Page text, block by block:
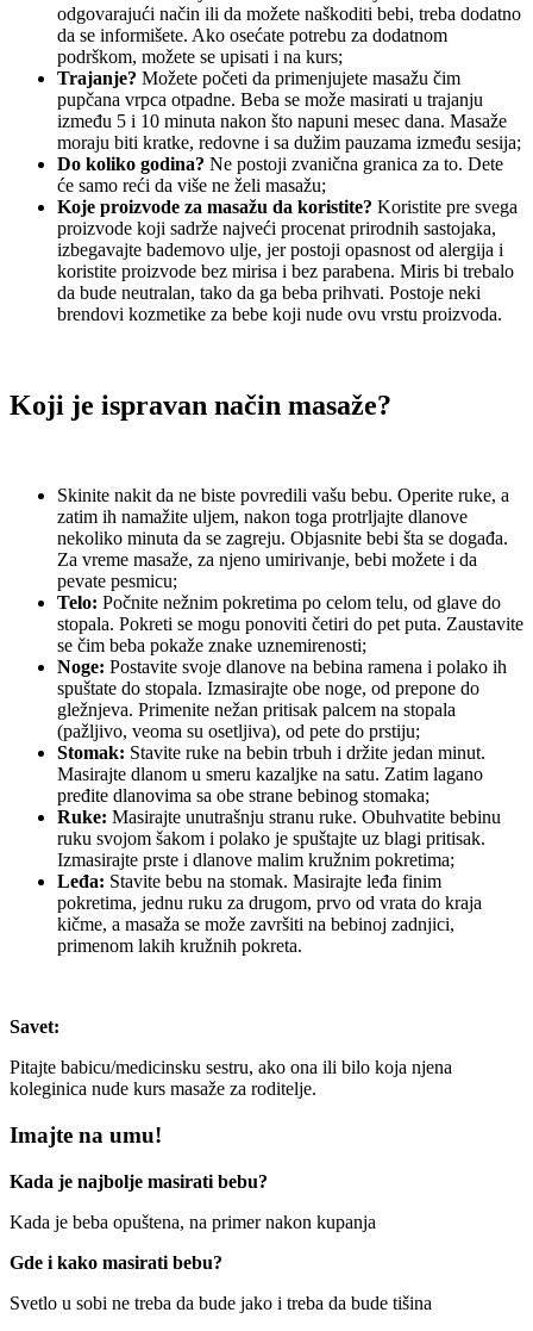
odgovarajući način ili da možete naškoditi bebi, treba dodatno
da se informišete. Ako osećate potrebu za dodatnom
podrškom, možete se upisati i na kurs;
Trajanje? Možete početi da primenjujete masažu čim
pupčana vrpca otpadne. Beba se može masirati u trajanju
između 5 i 10 minuta nakon što napuni mesec dana. Masaže
moraju biti kratke, redovne i sa dužim pauzama između sesija;
Do koliko godina? Ne postoji zvanična granica za to. Dete
će samo reći da više ne želi masažu;
Koje proizvode za masažu da koristite? Koristite pre svega
proizvode koji sadrže najveći procenat prirodnih sastojaka,
izbegavajte bademovo ulje, jer postoji opasnost od alergija i
koristite proizvode bez mirisa i bez parabena. Miris bi trebalo
da bude neutralan, tako da ga beba prihvati. Postoje neki
brendovi kozmetike za bebe koji nude ovu vrstu proizvoda.
Koji je ispravan način masaže?
Skinite nakit da ne biste povredili vašu bebu. Operite ruke, a
zatim ih namažite uljem, nakon toga protrljajte dlanove
nekoliko minuta da se zagreju. Objasnite bebi šta se događa.
Za vreme masaže, za njeno umirivanje, bebi možete i da
pevate pesmicu;
Telo: Počnite nežnim pokretima po celom telu, od glave do
stopala. Pokreti se mogu ponoviti četiri do pet puta. Zaustavite
se čim beba pokaže znake uznemirenosti;
Noge: Postavite svoje dlanove na bebina ramena i polako ih
spuštate do stopala. Izmasirajte obe noge, od prepone do
gležnjeva. Primenite nežan pritisak palcem na stopala
(pažljivo, veoma su osetljiva), od pete do prstiju;
Stomak: Stavite ruke na bebin trbuh i držite jedan minut.
Masirajte dlanom u smeru kazaljke na satu. Zatim lagano
pređite dlanovima sa obe strane bebinog stomaka;
Ruke: Masirajte unutrašnju stranu ruke. Obuhvatite bebinu
ruku svojom šakom i polako je spuštajte uz blagi pritisak.
Izmasirajte prste i dlanove malim kružnim pokretima;
Leđa: Stavite bebu na stomak. Masirajte leđa finim
pokretima, jednu ruku za drugom, prvo od vrata do kraja
kičme, a masaža se može završiti na bebinoj zadnjici,
primenom lakih kružnih pokreta.
Savet:
Pitajte babicu/medicinsku sestru, ako ona ili bilo koja njena
koleginica nude kurs masaže za roditelje.
Imajte na umu!
Kada je najbolje masirati bebu?
Kada je beba opuštena, na primer nakon kupanja
Gde i kako masirati bebu?
Svetlo u sobi ne treba da bude jako i treba da bude tišina